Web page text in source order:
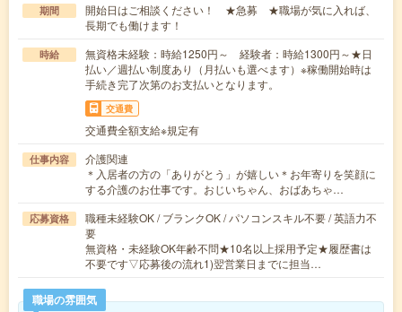
期間
開始日はご相談ください！ ★急募 ★職場が気に入れば、
長期でも働けます！
時給
無資格未経験：時給1250円～ 経験者：時給1300円～★日
払い／週払い制度あり（月払いも選べます）※稼働開始時は
手続き完了次第のお支払いとなります。
交通費
交通費全額支給※規定有
仕事内容
介護関連
＊入居者の方の「ありがとう」が嬉しい＊お年寄りを笑顔に
する介護のお仕事です。おじいちゃん、おばあちゃ…
応募資格
職種未経験OK / ブランクOK / パソコンスキル不要 / 英語力不
要
無資格・未経験OK年齢不問★10名以上採用予定★履歴書は
不要です▽応募後の流れ1)翌営業日までに担当…
職場の雰囲気